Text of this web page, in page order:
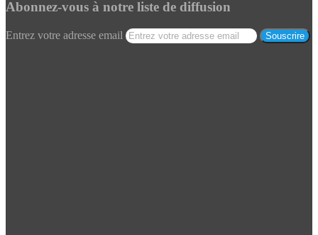
Abonnez-vous à notre liste de diffusion
Entrez votre adresse email